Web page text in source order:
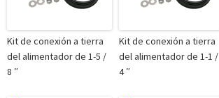
Kit de conexión a tierra
del alimentador de 1-5 /
8 ″
Kit de conexión a tierra
del alimentador de 1-1 /
4 ″